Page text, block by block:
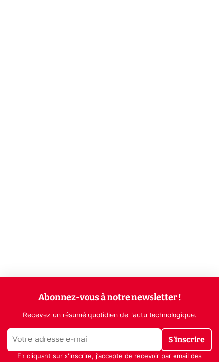
Abonnez-vous à notre newsletter !
Recevez un résumé quotidien de l'actu technologique.
S'inscrire
En cliquant sur s'inscrire, j’accepte de recevoir par email des